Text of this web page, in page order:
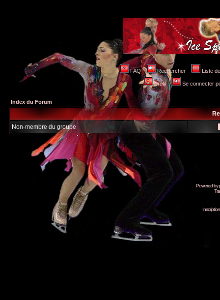
FAQ Rechercher Liste
Profil Se connecter
Index du Forum
Non-membre du groupe
Powered by